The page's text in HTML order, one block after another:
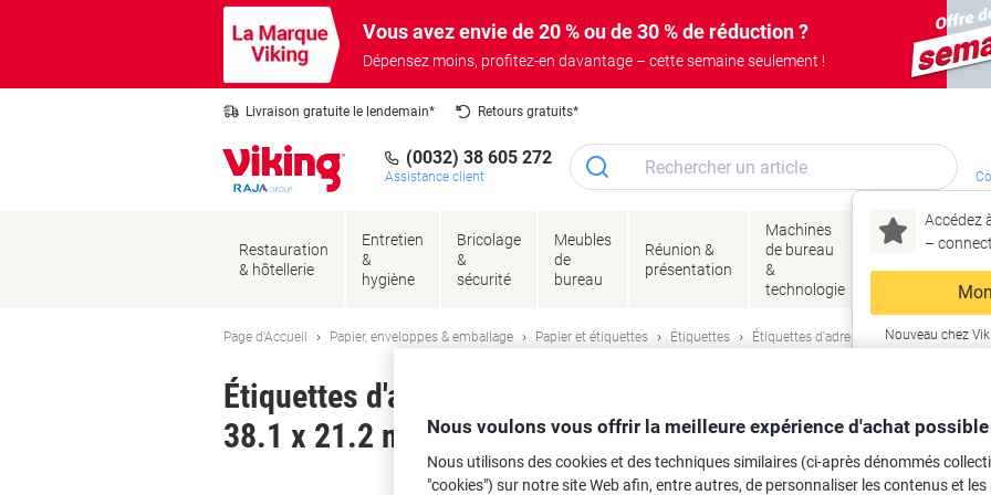
Vous avez envie de 20 % ou de 30 % de réduction ?
Dépensez moins, profitez-en davantage – cette semaine seulement !
Livraison gratuite le lendemain* Retours gratuits*
(0032) 38 605 272
Assistance client
Accédez
–
Nouveau chez
Restauration
& hôtellerie
Entretien
&
hygiène
Bricolage
&
sécurité
Meubles
de
bureau
Réunion &
présentation
Machines
de bureau
&
technologie
Encres
&
Page d'Accueil Papier, enveloppes & emballage Papier et étiquettes Étiquettes Étiquettes d'adresse et multifonctions
Étiquettes d'adresse Résistant à l'eau Avery L7551-25
38.1 x 21.2 mm 25 Feuilles de 65 Étiquettes
Marque : Avery Viking N°. L7551
Nous voulons vous offrir la meilleure expérience d'achat possible
Nous utilisons des cookies et des techniques similaires (ci-après dénommés
"cookies") sur notre site Web afin, entre autres, de personnaliser les contenus et les